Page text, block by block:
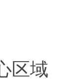
区域